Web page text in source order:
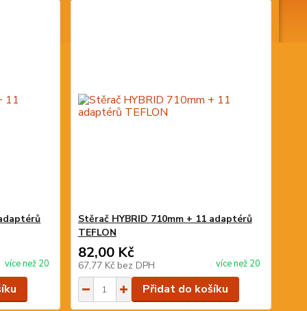
více než 20
Stěrač HYBRID 710mm + 11 adaptérů
TEFLON
82,00 Kč
67,77 Kč bez DPH více než 20
Přidat do košíku